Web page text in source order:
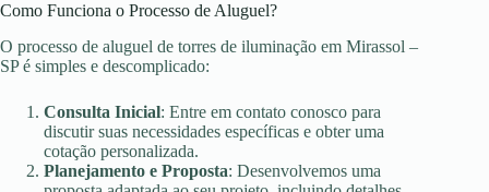
Como Funciona o Processo de Aluguel?
O processo de aluguel de torres de iluminação em Mirassol –
SP é simples e descomplicado:
Consulta Inicial: Entre em contato conosco para
discutir suas necessidades específicas e obter uma
cotação personalizada.
Planejamento e Proposta: Desenvolvemos uma